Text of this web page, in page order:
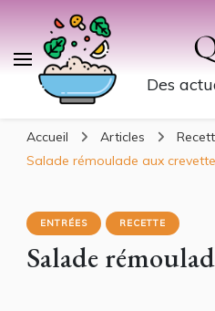
Des
Accueil Articles
Salade rémoulade aux
ENTRÉES RECETTE
Salade